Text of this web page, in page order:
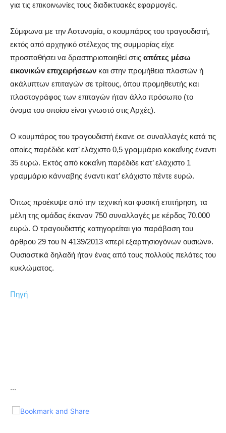
για τις επικοινωνίες τους διαδικτυακές εφαρμογές.
Σύμφωνα με την Αστυνομία, ο κουμπάρος του τραγουδιστή,
εκτός από αρχηγικό στέλεχος της συμμορίας είχε
προσπαθήσει να δραστηριοποιηθεί στις απάτες μέσω
εικονικών επιχειρήσεων και στην προμήθεια πλαστών ή
ακάλυπτων επιταγών σε τρίτους, όπου προμηθευτής και
πλαστογράφος των επιταγών ήταν άλλο πρόσωπο (το
όνομα του οποίου είναι γνωστό στις Αρχές).
Ο κουμπάρος του τραγουδιστή έκανε σε συναλλαγές κατά τις
οποίες παρέδιδε κατ’ ελάχιστο 0,5 γραμμάριο κοκαΐνης έναντι
35 ευρώ. Εκτός από κοκαΐνη παρέδιδε κατ’ ελάχιστο 1
γραμμάριο κάνναβης έναντι κατ’ ελάχιστο πέντε ευρώ.
Όπως προέκυψε από την τεχνική και φυσική επιτήρηση, τα
μέλη της ομάδας έκαναν 750 συναλλαγές με κέρδος 70.000
ευρώ. Ο τραγουδιστής κατηγορείται για παράβαση του
άρθρου 29 του Ν 4139/2013 «περί εξαρτησιογόνων ουσιών».
Ουσιαστικά δηλαδή ήταν ένας από τους πολλούς πελάτες του
κυκλώματος.
Πηγή
...